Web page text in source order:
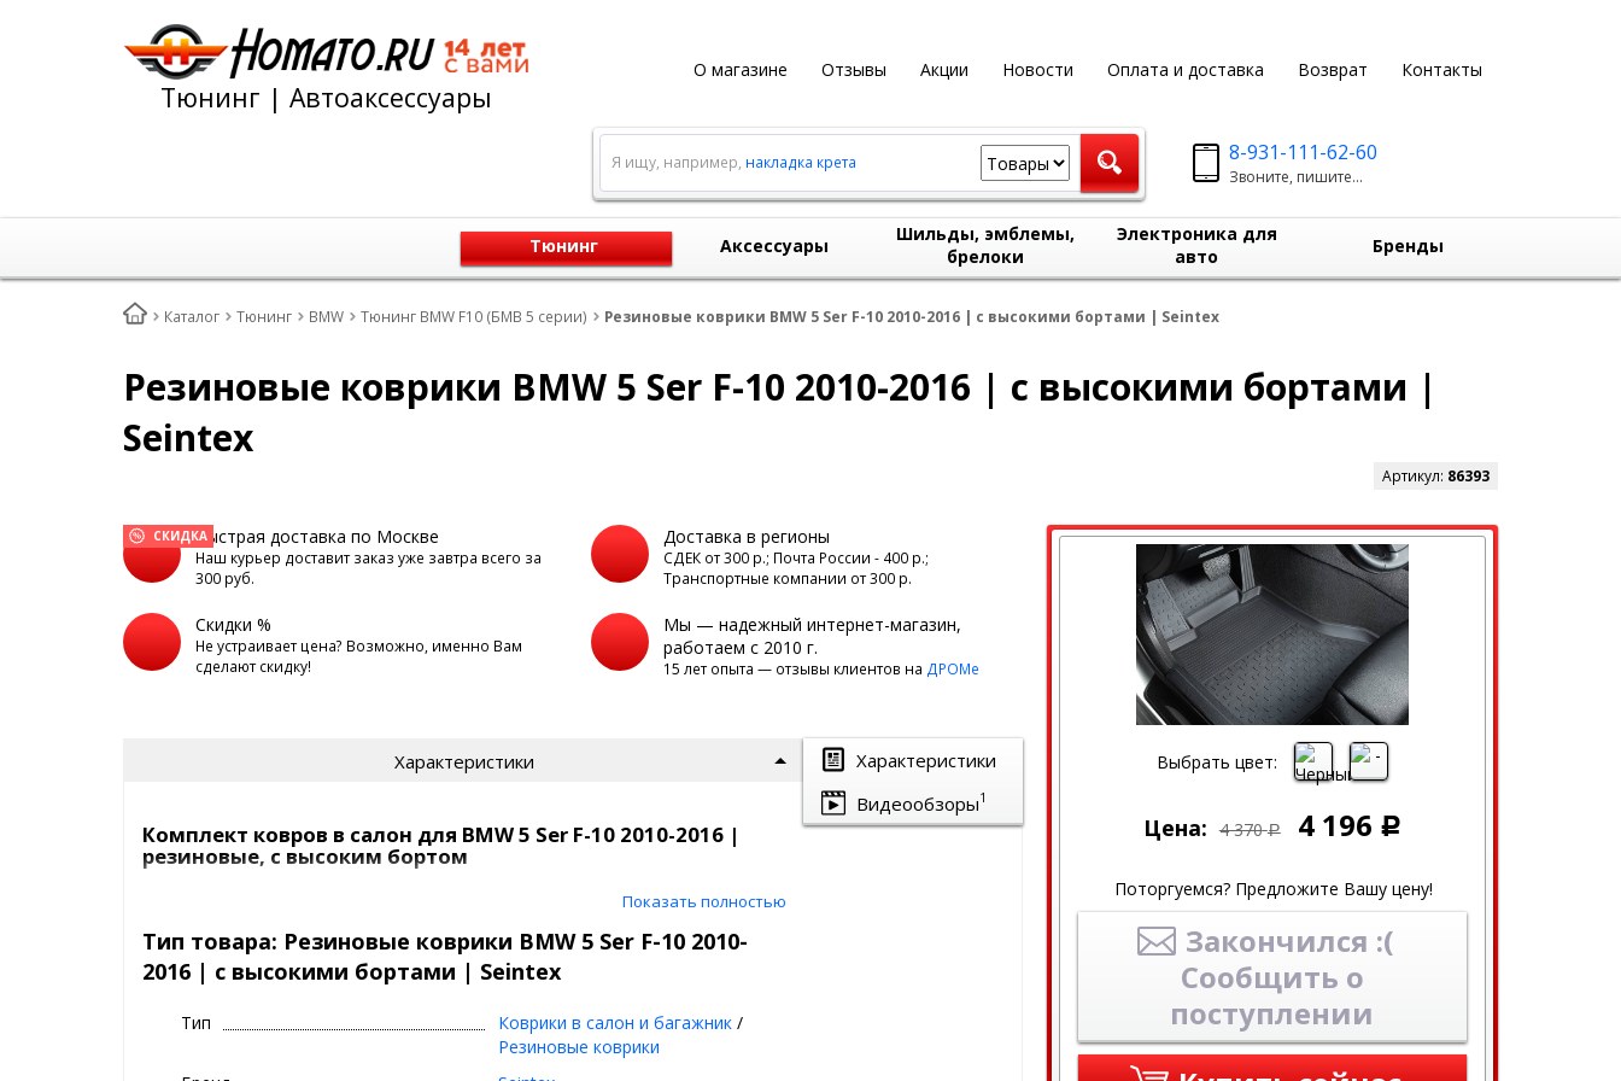
О магазине Отзывы Акции Новости Оплата и доставка Возврат Контакты
Тюнинг | Автоаксессуары
8-931-111-62-60
Звоните, пишите...
Я ищу, например, накладка крета
Тюнинг Аксессуары
Шильды, эмблемы,
брелоки
Электроника для
авто
Бренды
Каталог Тюнинг BMW Тюнинг BMW F10 (БМВ 5 серии) Резиновые коврики BMW 5 Ser F-10 2010-2016 | с высокими бортами | Seintex
Резиновые коврики BMW 5 Ser F-10 2010-2016 | с высокими бортами |
Seintex
Артикул: 86393
СКИДКА
Выбрать цвет:
Цена: 4 370 Р 4 196 Р
Поторгуемся? Предложите Вашу цену!
Закончился :(
Сообщить о
поступлении
Быстрая доставка по Москве
Наш курьер доставит заказ уже завтра всего за
300 руб.
Доставка в регионы
СДЕК от 300 р.; Почта России - 400 р.;
Транспортные компании от 300 р.
Скидки %
Не устраивает цена? Возможно, именно Вам
сделают скидку!
Мы — надежный интернет-магазин,
работаем с 2010 г.
15 лет опыта — отзывы клиентов на ДРОМе
Характеристики
Видеообзоры1
Характеристики
Комплект ковров в салон для BMW 5 Ser F-10 2010-2016 |
резиновые, с высоким бортом
Резиновые коврики в машину | Seintex
⊕ высокие бортики 3,5 см
⊕ надежно фиксируются, так как сделаны под оригинальный
крепеж, идельно повторяют геометрию пола авто
⊕ используются каждый день круглый год - лето, осень,
зима, весна
Показать полностью
Тип товара: Резиновые коврики BMW 5 Ser F-10 2010-
2016 | с высокими бортами | Seintex
Тип Коврики в салон и багажник /
Резиновые коврики